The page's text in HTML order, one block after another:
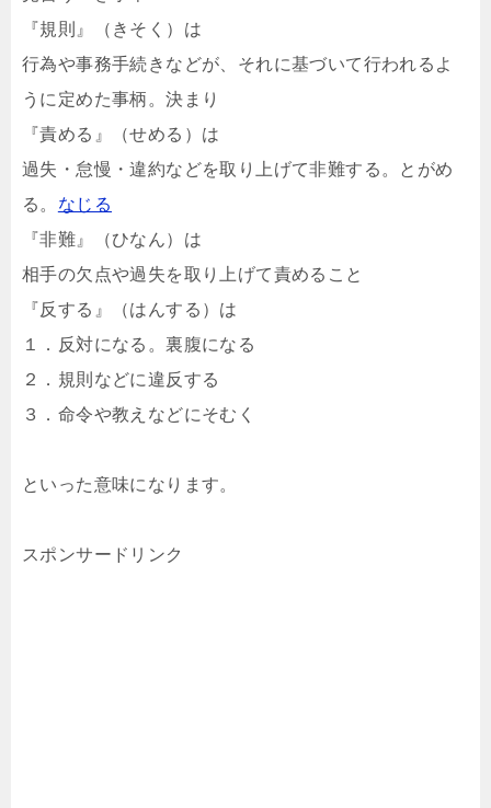
『規則』（きそく）は
行為や事務手続きなどが、それに基づいて行われるよ
うに定めた事柄。決まり
『責める』（せめる）は
過失・怠慢・違約などを取り上げて非難する。とがめ
る。 なじる
『非難』（ひなん）は
相手の欠点や過失を取り上げて責めること
『反する』（はんする）は
１．反対になる。裏腹になる
２．規則などに違反する
３．命令や教えなどにそむく
といった意味になります。
スポンサードリンク